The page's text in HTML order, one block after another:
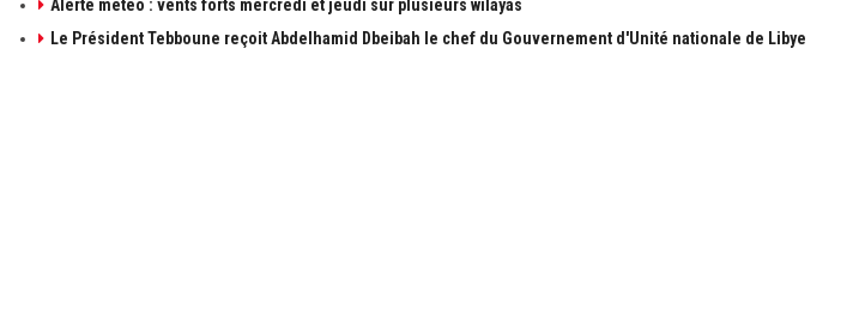
Alerte météo : vents forts mercredi et jeudi sur plusieurs wilayas
Le Président Tebboune reçoit Abdelhamid Dbeibah le chef du Gouvernement d'Unité nationale de Libye